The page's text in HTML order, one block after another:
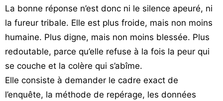
La bonne réponse n’est donc ni le silence apeuré, ni
la fureur tribale. Elle est plus froide, mais non moins
humaine. Plus digne, mais non moins blessée. Plus
redoutable, parce qu’elle refuse à la fois la peur qui
se couche et la colère qui s’abîme.
Elle consiste à demander le cadre exact de
l’enquête, la méthode de repérage, les données